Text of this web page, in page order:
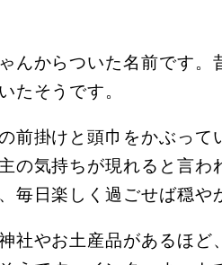
んからついた名前です
たそうです。
前掛けと頭巾をかぶっ
の気持ちが現れると言
毎日楽しく過ごせば穏や
社やお土産品があるほ